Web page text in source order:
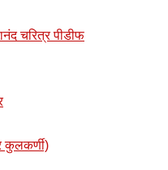
चरित्र पीडीफ
कुलकर्णी)